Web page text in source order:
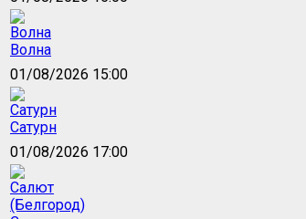
Волна
01/08/2026 15:00
Сатурн
01/08/2026 17:00